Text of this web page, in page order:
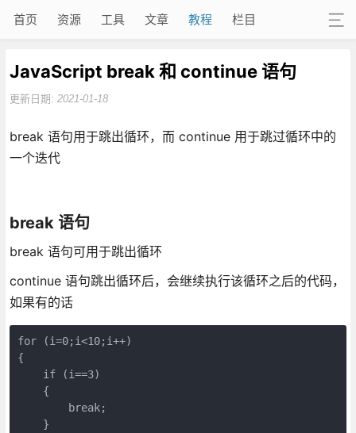
首页 资源 工具 文章 教程 栏目
JavaScript break 和 continue 语句
更新日期: 2021-01-18
break 语句用于跳出循环，而 continue 用于跳过循环中的
一个迭代
break 语句
break 语句可用于跳出循环
continue 语句跳出循环后，会继续执行该循环之后的代码，
如果有的话
for (i=0;i<10;i++)
{
    if (i==3)
    {
        break;
    }